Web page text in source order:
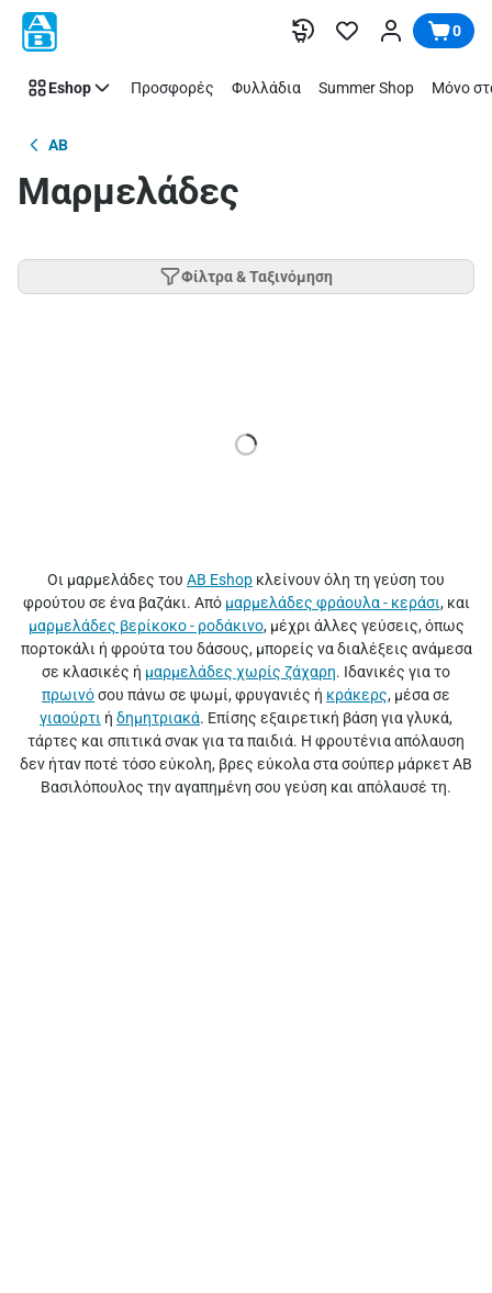
Παράλειψη 0
Eshop Προσφορές Φυλλάδια Summer Shop Μόνο
AB
Μαρμελάδες
Φίλτρα & Ταξινόμηση
Οι μαρμελάδες του AB Eshop κλείνουν όλη τη γεύση του
φρούτου σε ένα βαζάκι. Από μαρμελάδες φράουλα - κεράσι, και
μαρμελάδες βερίκοκο - ροδάκινο, μέχρι άλλες γεύσεις, όπως
πορτοκάλι ή φρούτα του δάσους, μπορείς να διαλέξεις ανάμεσα
σε κλασικές ή μαρμελάδες χωρίς ζάχαρη. Ιδανικές για το
πρωινόσου πάνω σε ψωμί, φρυγανιές ή κράκερς, μέσα σε
γιαούρτι ή δημητριακά. Επίσης εξαιρετική βάση για γλυκά,
τάρτες και σπιτικά σνακ για τα παιδιά. Η φρουτένια απόλαυση
δεν ήταν ποτέ τόσο εύκολη, βρες εύκολα στα σούπερ μάρκετ ΑΒ
Βασιλόπουλος την αγαπημένη σου γεύση και απόλαυσέ τη.